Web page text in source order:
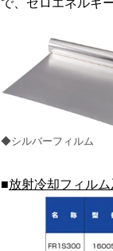
で、ゼロエネルギ
◆シルバーフィルム
■放射冷却フィル